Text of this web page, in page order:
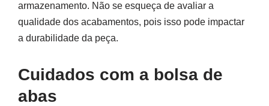
armazenamento. Não se esqueça de avaliar a
qualidade dos acabamentos, pois isso pode impactar
a durabilidade da peça.
Cuidados com a bolsa de
abas